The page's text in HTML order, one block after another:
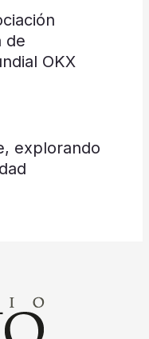
de
OKX
explorando